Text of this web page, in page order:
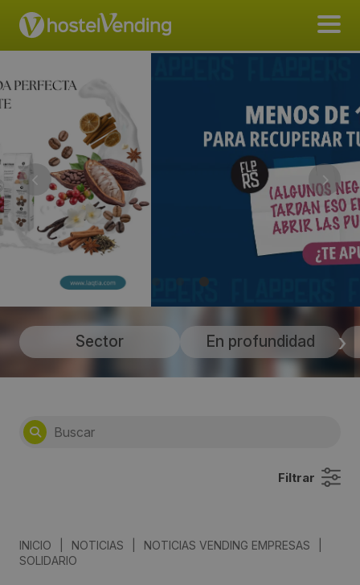
Sector En profundidad
Filtrar
INICIO NOTICIAS NOTICIAS VENDING EMPRESAS
SOLIDARIO